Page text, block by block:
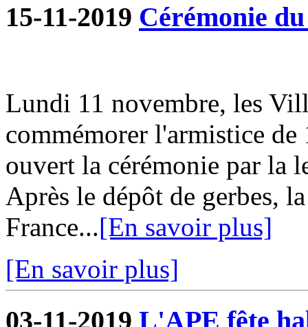
15-11-2019 Cérémonie
Lundi 11 novembre, les
commémorer l'armistice
ouvert la cérémonie par la
Après le dépôt de gerbes,
France...[En savoir plus]
[En savoir plus]
03-11-2019 L'APE fête